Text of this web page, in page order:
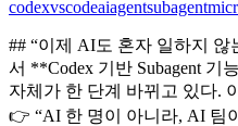
codexvscodeaiagentsubagent
## “이제 AI도 혼자 일하지 않
서 **Codex 기반 Subagent
자체가 한 단계 바뀌고 있다.
👉 “AI 한 명이 아니라, AI 팀